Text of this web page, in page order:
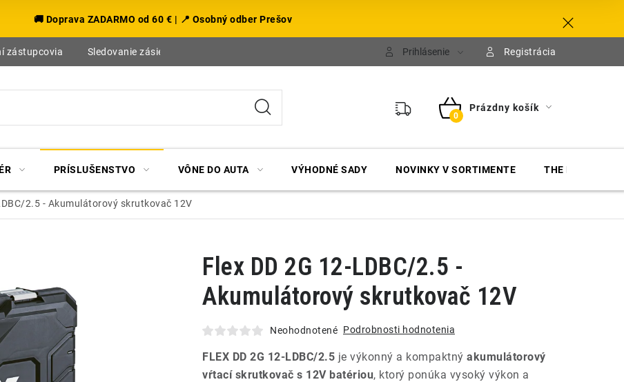
🚚 Doprava ZADARMO od 60 € | 📍 Osobný odber Prešov
zástupcovia Sledovanie zásielky Prihlásenie Registrácia
NÁKUPNÝ
Prázdny košík
PRÍSLUŠENSTVO VÔNE DO AUTA VÝHODNÉ SADY NOVINKY V SORTIMENTE THE FINISHER
2.5 - Akumulátorový skrutkovač 12V
Flex DD 2G 12-LDBC/2.5 -
Akumulátorový skrutkovač 12V
Neohodnotené Podrobnosti hodnotenia
FLEX DD 2G 12-LDBC/2.5 je výkonný a kompaktný akumulátorový
vŕtací skrutkovač s 12V batériou, ktorý ponúka vysoký výkon a